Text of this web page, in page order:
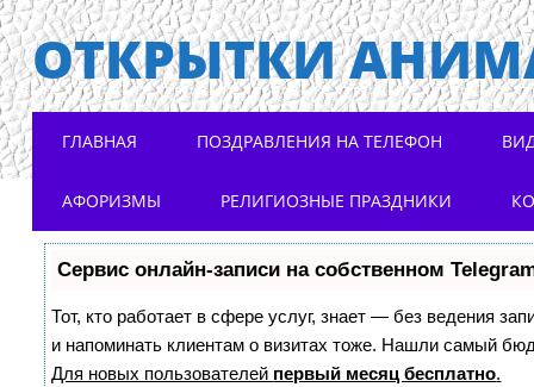
ОТКРЫТКИ
Main menu
ГЛАВНАЯ ПОЗДРАВЛЕНИЯ НА ТЕЛЕФОН
АФОРИЗМЫ РЕЛИГИОЗНЫЕ ПРАЗДНИКИ
Сервис онлайн-записи на собственном
Тот, кто работает в сфере услуг, знает — без ведения
и напоминать клиентам о визитах тоже. Нашли самый
Для новых пользователей первый месяц бесплатно.